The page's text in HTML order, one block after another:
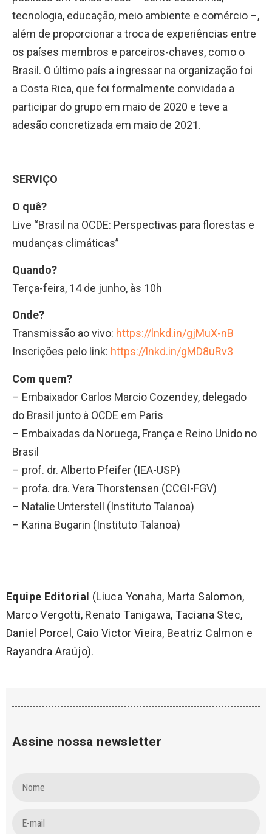
tecnologia, educação, meio ambiente e comércio –,
além de proporcionar a troca de experiências entre
os países membros e parceiros-chaves, como o
Brasil. O último país a ingressar na organização foi
a Costa Rica, que foi formalmente convidada a
participar do grupo em maio de 2020 e teve a
adesão concretizada em maio de 2021.
SERVIÇO
O quê?
Live “Brasil na OCDE: Perspectivas para florestas e
mudanças climáticas”
Quando?
Terça-feira, 14 de junho, às 10h
Onde?
Transmissão ao vivo: https://lnkd.in/gjMuX-nB
Inscrições pelo link: https://lnkd.in/gMD8uRv3
Com quem?
– Embaixador Carlos Marcio Cozendey, delegado
do Brasil junto à OCDE em Paris
– Embaixadas da Noruega, França e Reino Unido no
Brasil
– prof. dr. Alberto Pfeifer (IEA-USP)
– profa. dra. Vera Thorstensen (CCGI-FGV)
– Natalie Unterstell (Instituto Talanoa)
– Karina Bugarin (Instituto Talanoa)
Equipe Editorial (Liuca Yonaha, Marta Salomon,
Marco Vergotti, Renato Tanigawa, Taciana Stec,
Daniel Porcel, Caio Victor Vieira, Beatriz Calmon e
Rayandra Araújo).
Assine nossa newsletter